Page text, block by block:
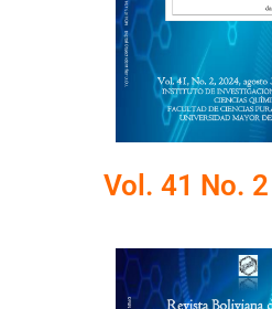
Vol. 41 No.